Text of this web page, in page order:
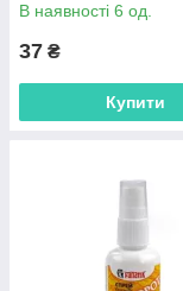
В наявності 6 од.
37 ₴
Купити